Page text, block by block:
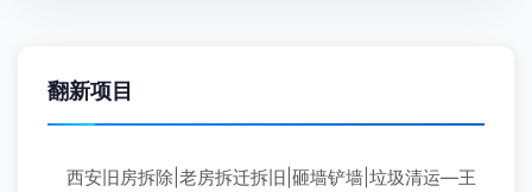
翻新项目
西安旧房拆除|老房拆迁拆旧|砸墙铲墙|垃圾清运—王